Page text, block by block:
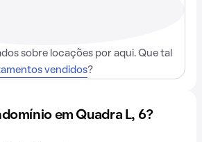
sobre locações por aqui. Que tal
vendidos?
em Quadra L, 6?